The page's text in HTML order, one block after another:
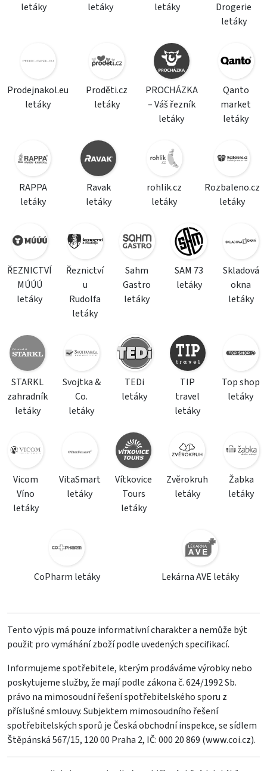
letáky
letáky
letáky
Drogerie
letáky
Prodejnakol.eu
letáky
Proděti.cz
letáky
PROCHÁZKA
– Váš řezník
letáky
Qanto
market
letáky
RAPPA
letáky
Ravak
letáky
rohlik.cz
letáky
Rozbaleno.cz
letáky
ŘEZNICTVÍ
MÚÚÚ
letáky
Řeznictví
u
Rudolfa
letáky
Sahm
Gastro
letáky
SAM 73
letáky
Skladová
okna
letáky
STARKL
zahradník
letáky
Svojtka &
Co.
letáky
TEDi
letáky
TIP
travel
letáky
Top shop
letáky
Vicom
Víno
letáky
VitaSmart
letáky
Vítkovice
Tours
letáky
Zvěrokruh
letáky
Žabka
letáky
CoPharm letáky Lekárna AVE letáky
Tento výpis má pouze informativní charakter a nemůže být
použit pro vymáhání zboží podle uvedených specifikací.
Informujeme spotřebitele, kterým prodáváme výrobky nebo
poskytujeme služby, že mají podle zákona č. 624/1992 Sb.
právo na mimosoudní řešení spotřebitelského sporu z
příslušné smlouvy. Subjektem mimosoudního řešení
spotřebitelských sporů je Česká obchodní inspekce, se sídlem
Štěpánská 567/15, 120 00 Praha 2, IČ: 000 20 869 (www.coi.cz).